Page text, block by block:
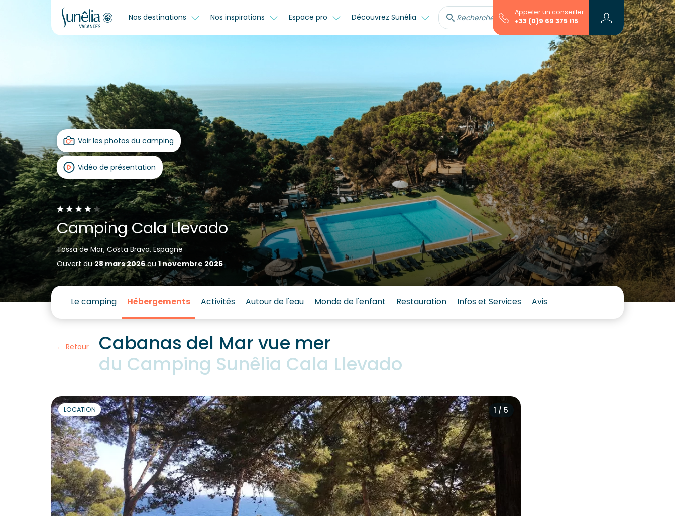
Nos destinations Nos inspirations Espace pro Découvrez Sunêlia Rechercher avec l'assistant...
Appeler un conseiller
+33 (0)9 69 375 115
Voir les photos du camping
Vidéo de présentation
Camping Cala Llevado
Tossa de Mar, Costa Brava, Espagne
Ouvert du28 mars 2026au 1 novembre 2026
Le camping Hébergements Activités Autour de l'eau Monde de l'enfant Restauration Infos et Services Avis
Retour
Cabanas del Mar vue mer
du Camping Sunêlia Cala Llevado
1 / 5
LOCATION